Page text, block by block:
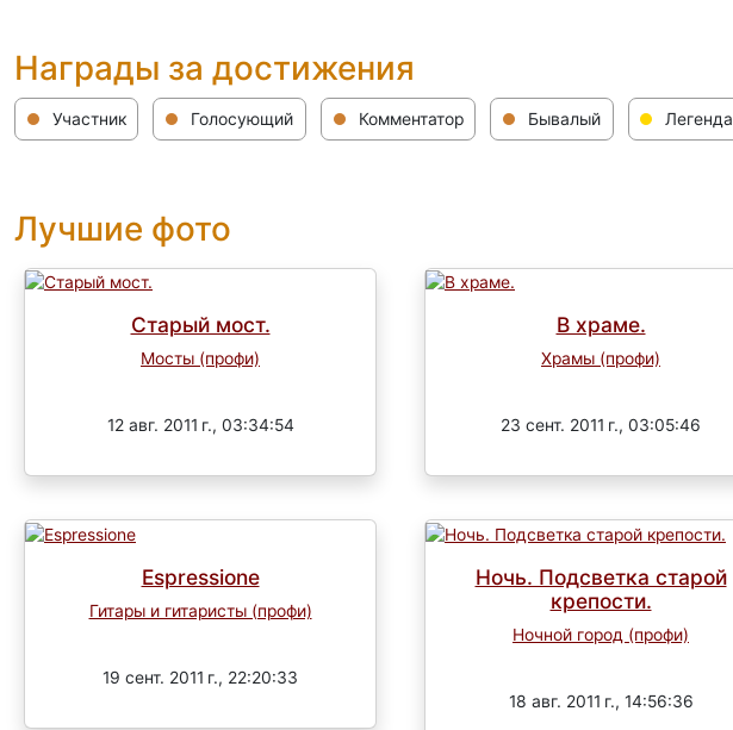
Награды за достижения
Участник Голосующий Комментатор Бывалый Легенда
Лучшие фото
Старый мост.
Мосты (профи)
12 авг. 2011 г., 03:34:54
В храме.
Храмы (профи)
23 сент. 2011 г., 03:05:46
Espressione
Гитары и гитаристы (профи)
19 сент. 2011 г., 22:20:33
Ночь. Подсветка старой
крепости.
Ночной город (профи)
18 авг. 2011 г., 14:56:36